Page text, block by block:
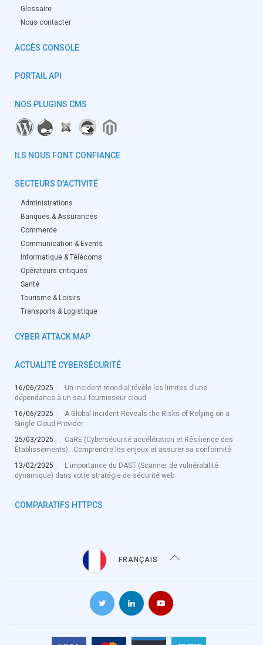
Glossaire
Nous contacter
ACCÈS CONSOLE
PORTAIL API
NOS PLUGINS CMS
ILS NOUS FONT CONFIANCE
SECTEURS D'ACTIVITÉ
Administrations
Banques & Assurances
Commerce
Communication & Events
Informatique & Télécoms
Opérateurs critiques
Santé
Tourisme & Loisirs
Transports & Logistique
CYBER ATTACK MAP
ACTUALITÉ CYBERSÉCURITÉ
16/06/2025 :
Un incident mondial révèle les limites d'une
dépendance à un seul fournisseur cloud
16/06/2025 :
A Global Incident Reveals the Risks of Relying on a
Single Cloud Provider
25/03/2025 :
CaRE (Cybersécurité accélération et Résilience des
Établissements) : Comprendre les enjeux et assurer sa conformité
13/02/2025 :
L'importance du DAST (Scanner de vulnérabilité
dynamique) dans votre stratégie de sécurité web
COMPARATIFS HTTPCS
FRANÇAIS